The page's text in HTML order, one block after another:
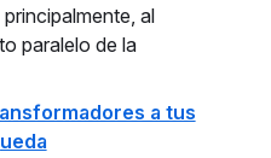
al
paralelo de la
a tus